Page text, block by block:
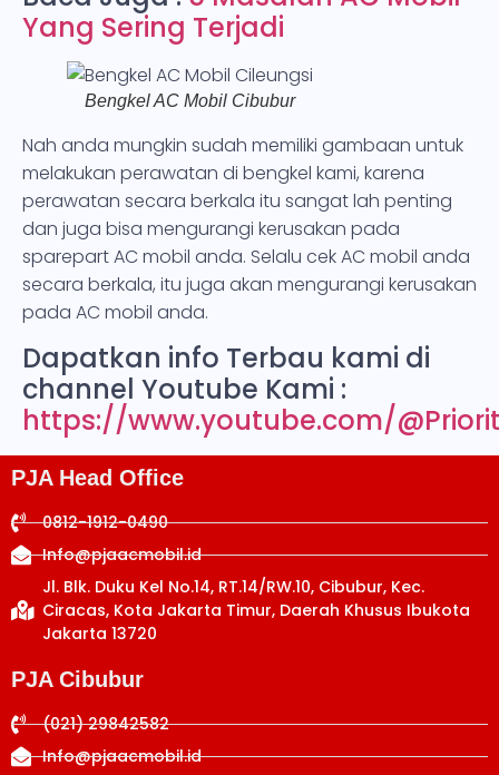
Yang Sering Terjadi
Bengkel AC Mobil Cibubur
Nah anda mungkin sudah memiliki gambaan untuk
melakukan perawatan di bengkel kami, karena
perawatan secara berkala itu sangat lah penting
dan juga bisa mengurangi kerusakan pada
sparepart AC mobil anda. Selalu cek AC mobil anda
secara berkala, itu juga akan mengurangi kerusakan
pada AC mobil anda.
Dapatkan info Terbau kami di
channel Youtube Kami :
https://www.youtube.com/
PJA Head Office
0812-1912-0490
Info@pjaacmobil.id
Jl. Blk. Duku Kel No.14, RT.14/RW.10, Cibubur, Kec.
Ciracas, Kota Jakarta Timur, Daerah Khusus Ibukota
Jakarta 13720
PJA Cibubur
(021) 29842582
Info@pjaacmobil.id